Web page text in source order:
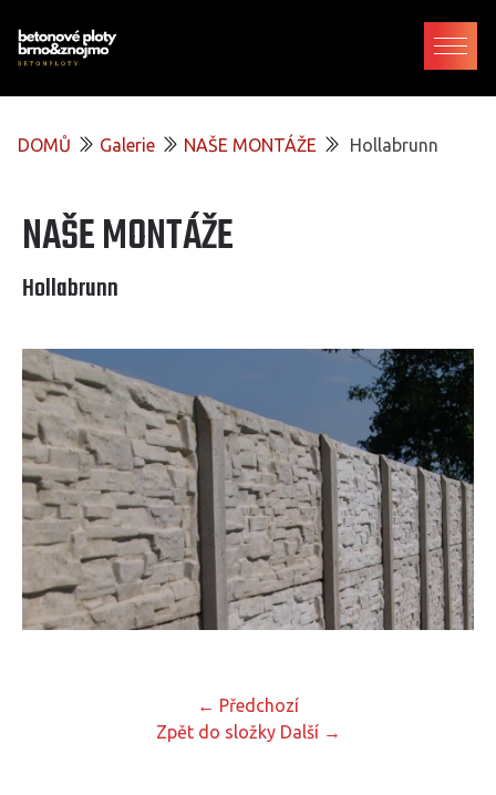
DOMŮ Galerie NAŠE MONTÁŽE Hollabrunn
NAŠE MONTÁŽE
Hollabrunn
← Předchozí
Zpět do složky Další →